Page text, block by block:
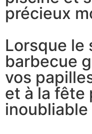
précieux
Lorsque le
barbecue
vos
et à la fête